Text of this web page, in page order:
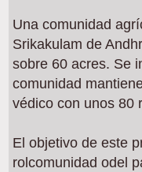
Una comunidad
Srikakulam de
sobre 60 acres. Se
comunidad
védico con unos 80
El objetivo de este
rolcomunidad odel